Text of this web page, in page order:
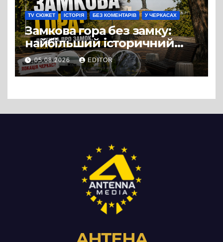
TV СЮЖЕТ ІСТОРІЯ БЕЗ КОМЕНТАРІВ У ЧЕРКАСАХ
Замкова гора без замку:
найбільший історичний
міф Черкас
05.08.2026 EDITOR